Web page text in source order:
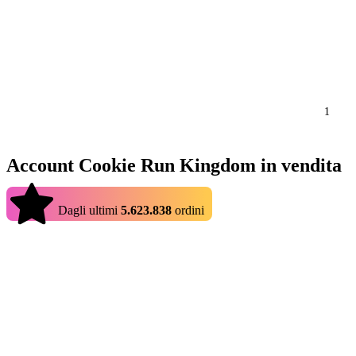
1
Account Cookie Run Kingdom in vendita
Dagli ultimi 5.623.838 ordini